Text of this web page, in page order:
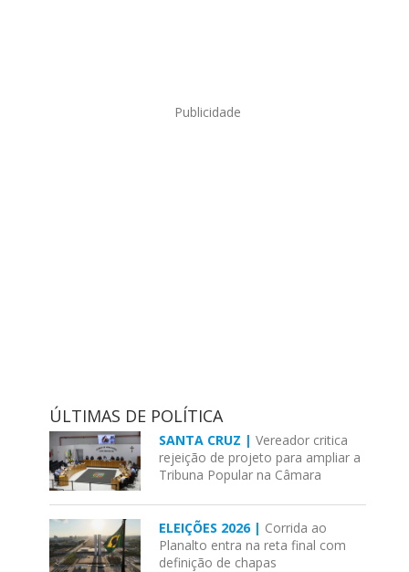
Publicidade
ÚLTIMAS DE POLÍTICA
SANTA CRUZ |Vereador critica
rejeição de projeto para ampliar a
Tribuna Popular na Câmara
ELEIÇÕES 2026 | Corrida ao
Planalto entra na reta final com
definição de chapas